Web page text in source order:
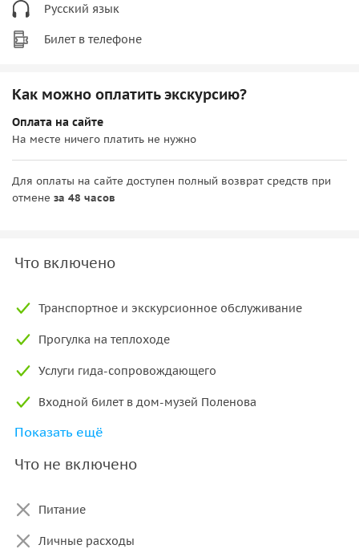
Русский язык
Билет в телефоне
Как можно оплатить экскурсию?
Оплата на сайте
На месте ничего платить не нужно
Для оплаты на сайте доступен полный возврат средств при
отмене за 48 часов
Что включено
Транспортное и экскурсионное обслуживание
Прогулка на теплоходе
Услуги гида-сопровождающего
Входной билет в дом-музей Поленова
«Радиогид» с удобными одноразовыми наушниками
Показать ещё
Что не включено
Питание
Личные расходы